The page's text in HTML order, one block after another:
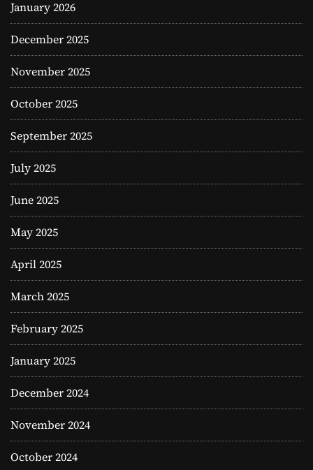
January 2026
December 2025
November 2025
October 2025
September 2025
July 2025
June 2025
May 2025
April 2025
March 2025
February 2025
January 2025
December 2024
November 2024
October 2024